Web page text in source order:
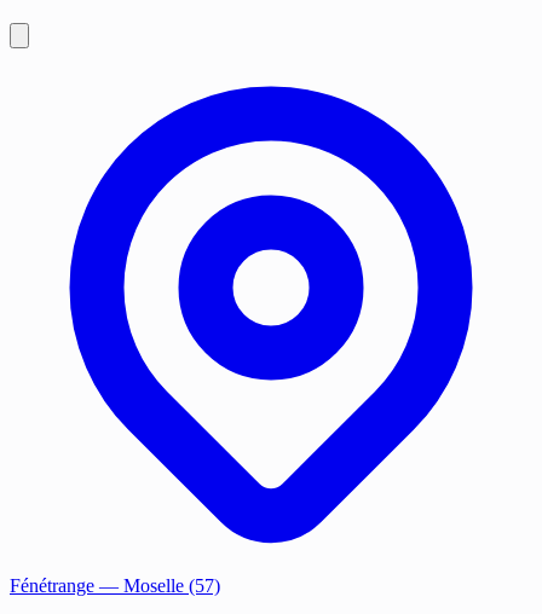
Fénétrange — Moselle (57)